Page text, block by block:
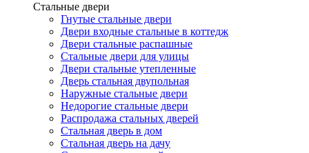
Стальные двери
Гнутые стальные двери
Двери входные стальные в коттедж
Двери стальные распашные
Стальные двери для улицы
Двери стальные утепленные
Дверь стальная двупольная
Наружные стальные двери
Недорогие стальные двери
Распродажа стальных дверей
Стальная дверь в дом
Стальная дверь на дачу